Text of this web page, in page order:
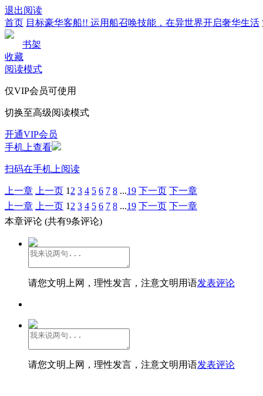
退出阅读
首页 目标豪华客船!! 运用船召唤技能，在异世界开启奢华生活
书架
收藏
阅读模式
仅VIP会员可使用
切换至高级阅读模式
开通VIP会员
手机上查看
扫码在手机上阅读
上一章 上一页 1 2 3 4 5 6 7 8 ...19 下一页 下一章
上一章
上一页 1 2 3 4 5 6 7 8 ...19 下一页 下一章
本章评论 (共有9条评论)
请您文明上网，理性发言，注意文明用语发表评论
请您文明上网，理性发言，注意文明用语发表评论